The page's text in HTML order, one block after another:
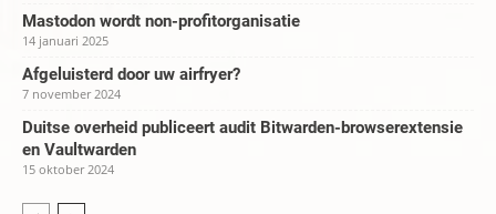
Mastodon wordt non-profitorganisatie
14 januari 2025
Afgeluisterd door uw airfryer?
7 november 2024
Duitse overheid publiceert audit Bitwarden-browserextensie
en Vaultwarden
15 oktober 2024